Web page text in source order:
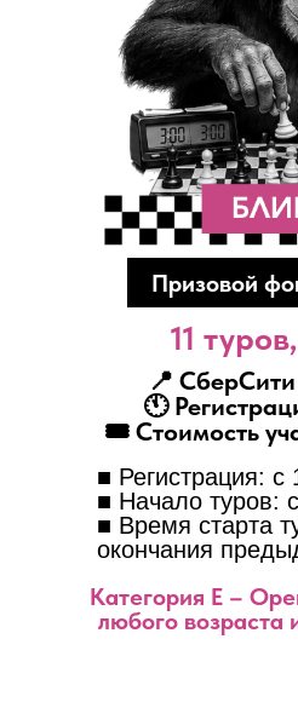
■ Регистрация: с
■ Начало туров:
■ Время старта
окончания
11
Категория E –
любого возраста
📍
🕚
🎟 Стоимость
Призовой